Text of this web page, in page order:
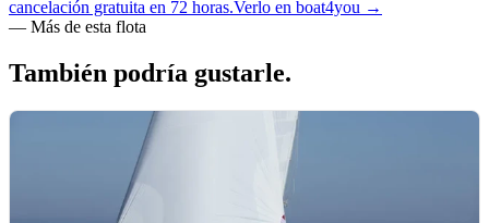
cancelación gratuita en 72 horas.Verlo en boat4you →
— Más de esta flota
También podría gustarle.